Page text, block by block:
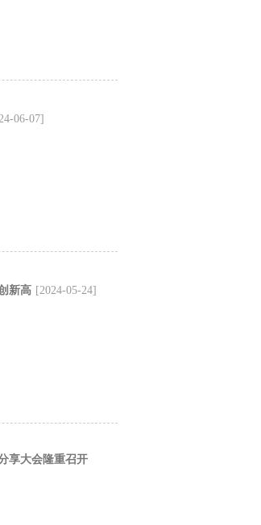
06-07]
新高 [2024-05-24]
享大会隆重召开